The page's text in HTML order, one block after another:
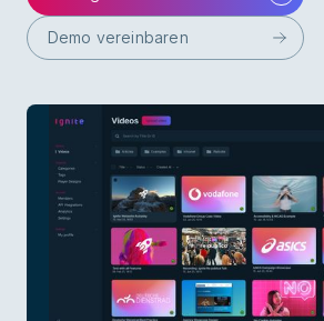
Demo vereinbaren